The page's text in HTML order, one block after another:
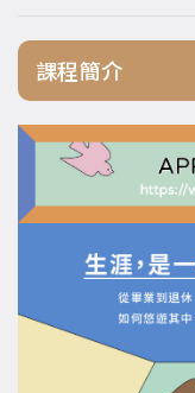
課程簡介